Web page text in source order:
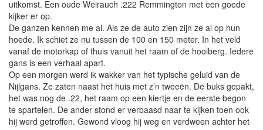
uitkomst. Een oude Weirauch .222 Remmington met een goede
kijker er op.
De ganzen kennen me al. Als ze de auto zien zijn ze al op hun
hoede. Ik schiet ze nu tussen de 100 en 150 meter. In het veld
vanaf de motorkap of thuis vanuit het raam of de hooiberg. Iedere
gans is een verhaal apart.
Op een morgen werd ik wakker van het typische geluid van de
Nijlgans. Ze zaten naast het huis met z’n tweeën. De buks gepakt,
het was nog de .22, het raam op een kiertje en de eerste begon
te spartelen. De ander stond er verbaasd naar te kijken toen ook
hij werd getroffen. Gewond vloog hij weg en verdween achter het